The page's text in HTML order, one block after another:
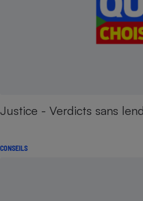
Justice - Verdicts sans
CONSEILS